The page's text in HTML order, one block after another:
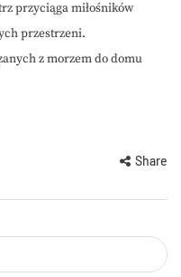
przyciąga miłośników
przestrzeni.
z morzem do domu
Share